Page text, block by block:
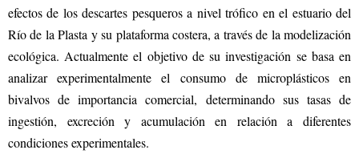
efectos de los descartes pesqueros a nivel trófico en el estuario del
Río de la Plasta y su plataforma costera, a través de la modelización
ecológica. Actualmente el objetivo de su investigación se basa en
analizar experimentalmente el consumo de microplásticos en
bivalvos de importancia comercial, determinando sus tasas de
ingestión, excreción y acumulación en relación a diferentes
condiciones experimentales.